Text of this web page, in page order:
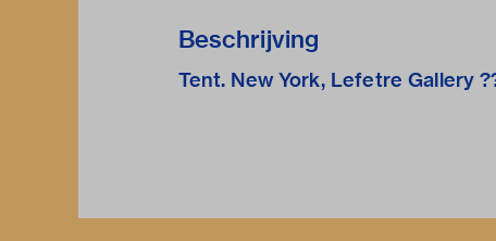
Beschrijving
Tent. New York, Lefetre Gallery